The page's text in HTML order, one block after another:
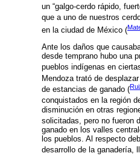
un “galgo-cerdo rápido,
que a uno de nuestros
en la ciudad de México (
Ante los daños que
desde temprano hubo una
pueblos indígenas en
Mendoza trató de
de estancias de ganado (
conquistados en la región
disminución en otras
solicitadas, pero no fueron
ganado en los valles
los pueblos. Al respecto
desarrollo de la ganadería,